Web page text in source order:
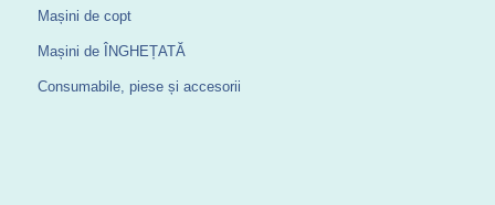
Mașini de copt
Mașini de ÎNGHEȚATĂ
Consumabile, piese și accesorii